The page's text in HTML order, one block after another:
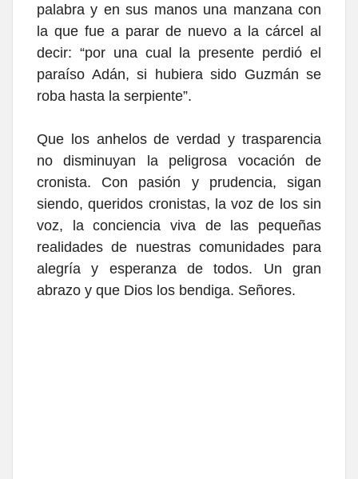
palabra y en sus manos una manzana con
la que fue a parar de nuevo a la cárcel al
decir: “por una cual la presente perdió el
paraíso Adán, si hubiera sido Guzmán se
roba hasta la serpiente”.
Que los anhelos de verdad y trasparencia
no disminuyan la peligrosa vocación de
cronista. Con pasión y prudencia, sigan
siendo, queridos cronistas, la voz de los sin
voz, la conciencia viva de las pequeñas
realidades de nuestras comunidades para
alegría y esperanza de todos. Un gran
abrazo y que Dios los bendiga. Señores.